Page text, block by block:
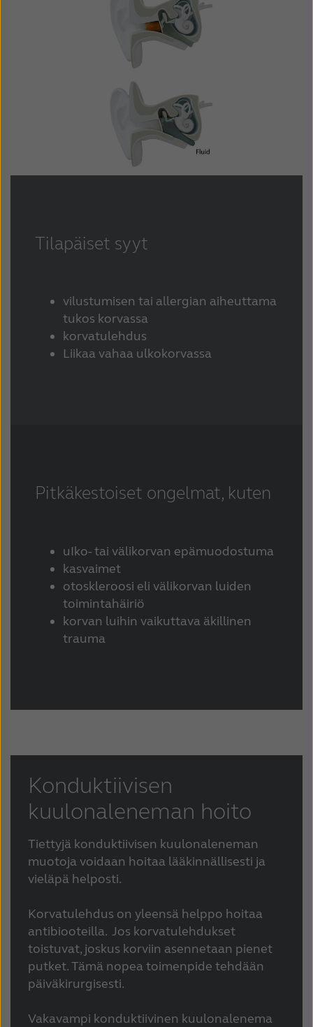
Netherlands
Norge
Sverige
United Kingdom
Österreich
Tilapäiset syyt
vilustumisen tai allergian aiheuttama
tukos korvassa
korvatulehdus
Liikaa vahaa ulkokorvassa
Pitkäkestoiset ongelmat, kuten
uIko- tai välikorvan epämuodostuma
kasvaimet
otoskleroosi eli välikorvan luiden
toimintahäiriö
korvan luihin vaikuttava äkillinen
trauma
Konduktiivisen
kuulonaleneman hoito
Tiettyjä konduktiivisen kuulonaleneman
muotoja voidaan hoitaa lääkinnällisesti ja
vieläpä helposti.
Korvatulehdus on yleensä helppo hoitaa
antibiooteilla. Jos korvatulehdukset
toistuvat, joskus korviin asennetaan pienet
putket. Tämä nopea toimenpide tehdään
päiväkirurgisesti.
Vakavampi konduktiivinen kuulonalenema